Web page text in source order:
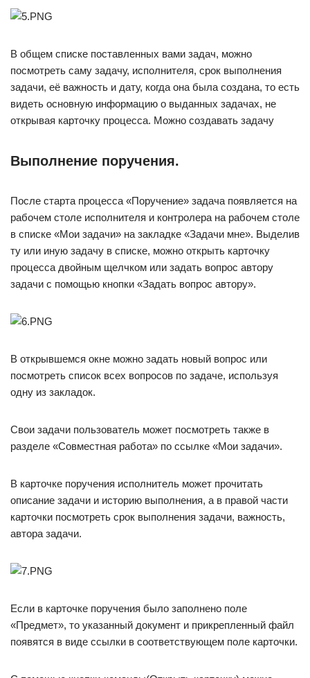
В общем списке поставленных вами задач, можно
посмотреть саму задачу, исполнителя, срок выполнения
задачи, её важность и дату, когда она была создана, то есть
видеть основную информацию о выданных задачах, не
открывая карточку процесса. Можно создавать задачу
Выполнение поручения.
После старта процесса «Поручение» задача появляется на
рабочем столе исполнителя и контролера на рабочем столе
в списке «Мои задачи» на закладке «Задачи мне». Выделив
ту или иную задачу в списке, можно открыть карточку
процесса двойным щелчком или задать вопрос автору
задачи с помощью кнопки «Задать вопрос автору».
В открывшемся окне можно задать новый вопрос или
посмотреть список всех вопросов по задаче, используя
одну из закладок.
Свои задачи пользователь может посмотреть также в
разделе «Совместная работа» по ссылке «Мои задачи».
В карточке поручения исполнитель может прочитать
описание задачи и историю выполнения, а в правой части
карточки посмотреть срок выполнения задачи, важность,
автора задачи.
Если в карточке поручения было заполнено поле
«Предмет», то указанный документ и прикрепленный файл
появятся в виде ссылки в соответствующем поле карточки.